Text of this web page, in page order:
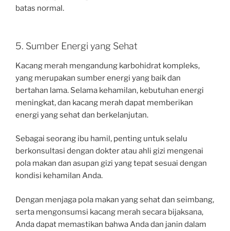
batas normal.
5. Sumber Energi yang Sehat
Kacang merah mengandung karbohidrat kompleks,
yang merupakan sumber energi yang baik dan
bertahan lama. Selama kehamilan, kebutuhan energi
meningkat, dan kacang merah dapat memberikan
energi yang sehat dan berkelanjutan.
Sebagai seorang ibu hamil, penting untuk selalu
berkonsultasi dengan dokter atau ahli gizi mengenai
pola makan dan asupan gizi yang tepat sesuai dengan
kondisi kehamilan Anda.
Dengan menjaga pola makan yang sehat dan seimbang,
serta mengonsumsi kacang merah secara bijaksana,
Anda dapat memastikan bahwa Anda dan janin dalam